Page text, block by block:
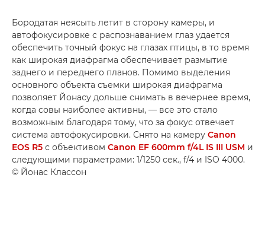
Бородатая неясыть летит в сторону камеры, и
автофокусировке с распознаванием глаз удается
обеспечить точный фокус на глазах птицы, в то время
как широкая диафрагма обеспечивает размытие
заднего и переднего планов. Помимо выделения
основного объекта съемки широкая диафрагма
позволяет Йонасу дольше снимать в вечернее время,
когда совы наиболее активны, — все это стало
возможным благодаря тому, что за фокус отвечает
система автофокусировки. Снято на камеру Canon
EOS R5 с объективом Canon EF 600mm f/4L IS III USM и
следующими параметрами: 1/1250 сек., f/4 и ISO 4000.
© Йонас Классон